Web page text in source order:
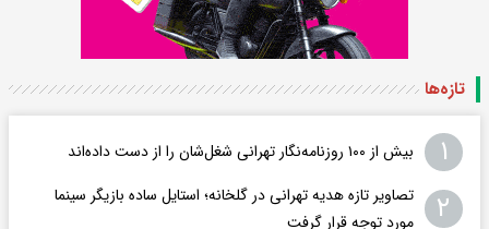
تازه‌ها
۱ بیش از ۱۰۰ روزنامه‌نگار تهرانی شغل‌شان را از دست داده‌اند
۲
تصاویر تازه هدیه تهرانی در گلخانه؛ استایل ساده بازیگر سینما
مورد توجه قرار گرفت